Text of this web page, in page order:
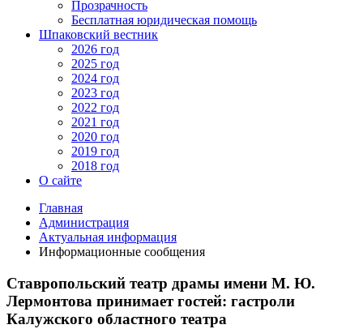
Прозрачность
Бесплатная юридическая помощь
Шпаковский вестник
2026 год
2025 год
2024 год
2023 год
2022 год
2021 год
2020 год
2019 год
2018 год
О сайте
Главная
Администрация
Актуальная информация
Информационные сообщения
Ставропольский театр драмы имени М. Ю.
Лермонтова принимает гостей: гастроли
Калужского областного театра